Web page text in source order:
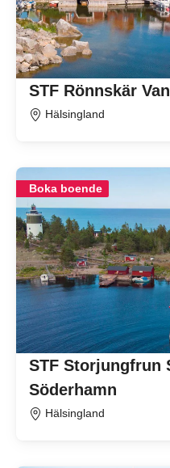
STF Rönnskär
Hälsingland
STF Storjungfrun
Söderhamn
Hälsingland
Boka boende